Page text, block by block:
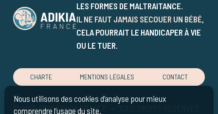
JOURNALISTE AUTRE
BÉBÉ SECOUÉ FRACTURES
Nous utilisons des cookies d’analyse pour mieux
comprendre l’usage du site.
LES FORMES DE MALTRAITANCE.
IL NE FAUT JAMAIS SECOUER UN BÉBÉ
CELA POURRAIT LE HANDICAPER À VIE
OU LE TUER.
CHARTE MENTIONS LÉGALES CONTACT
© 2017–2026 ADIKIA FRANCE • TOUS DROITS RÉSERVÉS.